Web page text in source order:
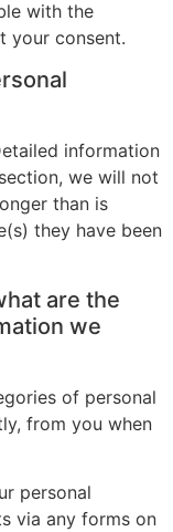
with the
your consent.
information
we will not
than is
they have been
are the
we
of personal
from you when
personal
via any forms on